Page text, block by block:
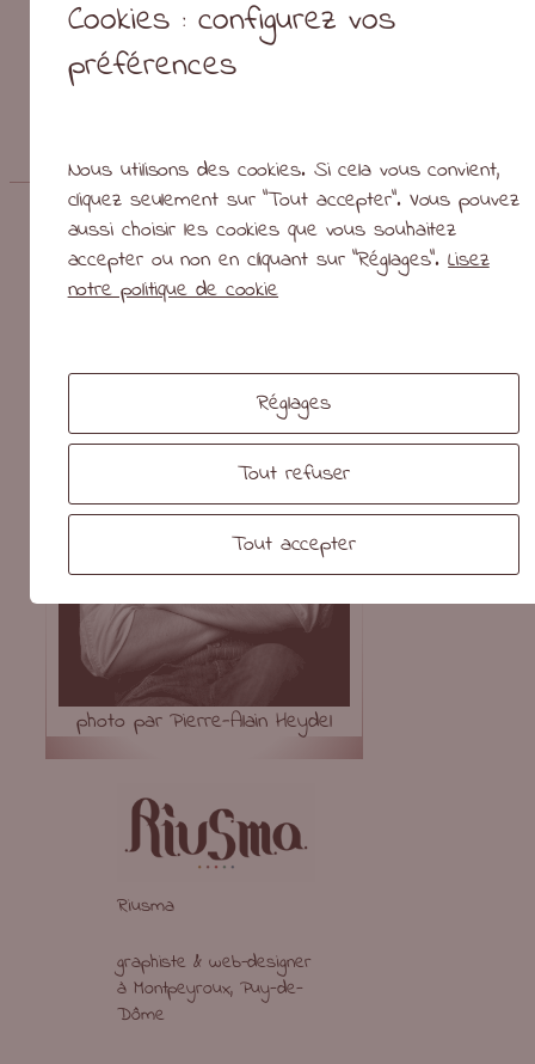
pepimed.com
Vous êtes ici :Accueil/Portfolio/Web-design /pepimed.com
photo par Pierre-Alain Heydel
Riusma
graphiste & web-designer
à Montpeyroux, Puy-de-
Dôme
Riusma
Blog
bafouilles
Cookies : configurez vos
préférences
Nous utilisons des cookies. Si cela vous convient,
cliquez seulement sur "Tout accepter". Vous pouvez
aussi choisir les cookies que vous souhaitez
accepter ou non en cliquant sur "Réglages".Lisez
notre politique de cookie
Réglages
Tout refuser
Tout accepter